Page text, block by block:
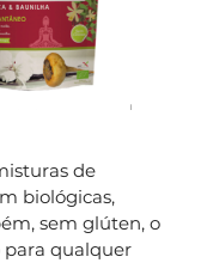
de
biológicas,
sem glúten, o
para qualquer